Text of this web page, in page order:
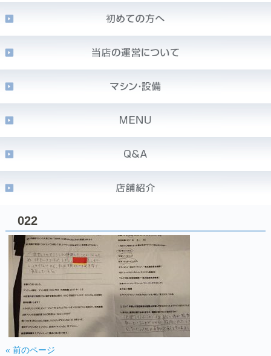
022
« 前のページ